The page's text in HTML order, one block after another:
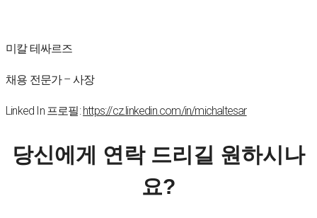
미칼 테싸르즈
채용 전문가 – 사장
Linked In 프로필:https://cz.linkedin.com/in/michaltesar
당신에게 연락 드리길 원하시나
요?